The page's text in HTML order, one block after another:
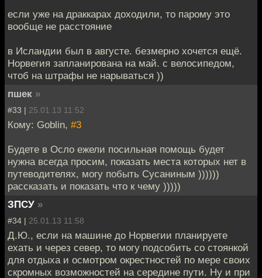
если уже на драккарах доходили, то парому это
вообще не расстояние
в Исландии был в августе. безмерно хочется ещё.
Норвегия запланирована на май. с велосипедом,
чтоб на штрафы не нарываться ))
пшек »
#33 | 25.01.13 11:52
Кому: Goblin, #3
Будете в Осло ежели посильная помощь будет
нужна всегда просим, показать места которых нет в
путеводителях, могу побыть Сусаниным ))))))
рассказать и показать что к чему )))))
ЗПСУ »
#34 | 25.01.13 11:58
Д.Ю., если на машине до Норвегии планируете
ехать и через север, то могу подсобить со стоянкой
для отдыха и осмотром окрестностей по мере своих
скромных возможностей на середине пути. Ну и при